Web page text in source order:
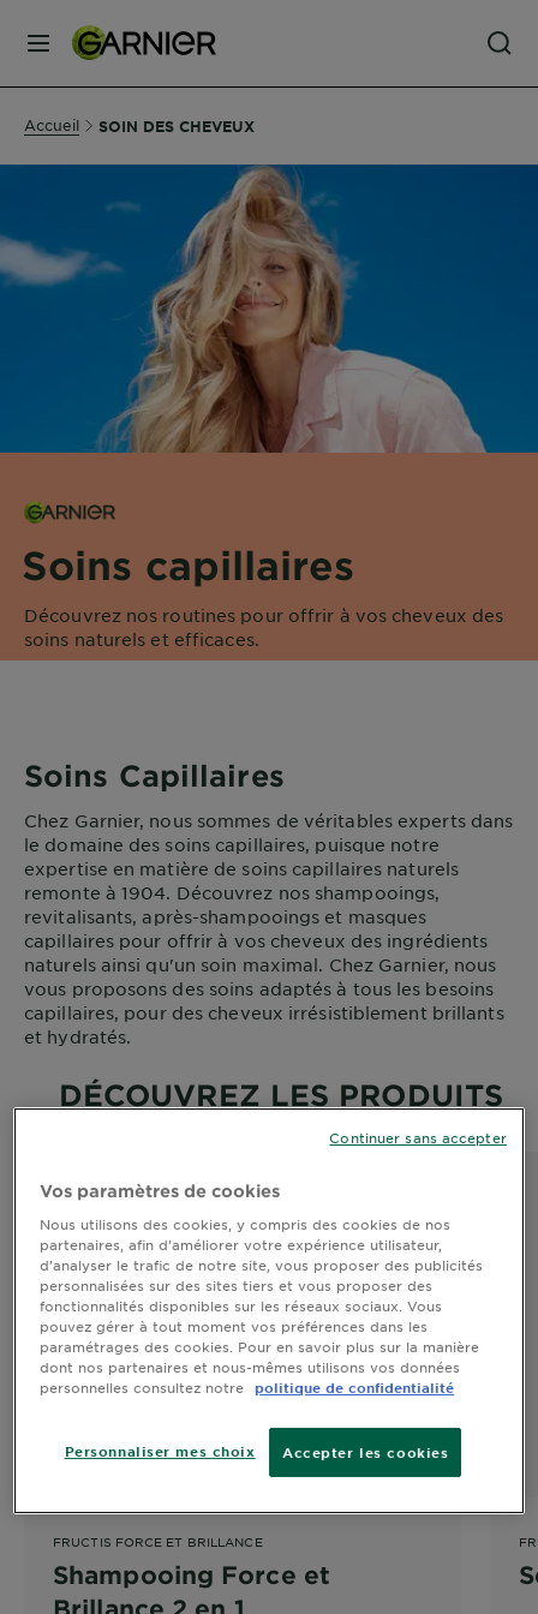
MENU
SOINS
SOINS
CHEVEUX
COLORATION
SOLAIRE
SERVICES
&
DIAGNOSTICS
NOS
ENGAGEMENTS
Au coeur
de
l'ingrédient
Garnier x
Gisele
Bündchen
Notre
magazine
Accueil SOIN DES CHEVEUX
Soins capillaires
Découvrez nos routines pour offrir à vos cheveux des
soins naturels et efficaces.
Soins Capillaires
Chez Garnier, nous sommes de véritables experts dans
le domaine des soins capillaires, puisque notre
expertise en matière de soins capillaires naturels
remonte à 1904. Découvrez nos shampooings,
revitalisants, après-shampooings et masques
capillaires pour offrir à vos cheveux des ingrédients
naturels ainsi qu'un soin maximal. Chez Garnier, nous
vous proposons des soins adaptés à tous les besoins
capillaires, pour des cheveux irrésistiblement brillants
et hydratés.
DÉCOUVREZ LES PRODUITS
FRUCTIS FORCE ET BRILLANCE
Shampooing Force et
Brillance 2 en 1
Vos paramètres de cookies
Nous utilisons des cookies, y compris des cookies de nos
partenaires, afin d’améliorer votre expérience utilisateur,
d’analyser le trafic de notre site, vous proposer des publicités
personnalisées sur des sites tiers et vous proposer des
fonctionnalités disponibles sur les réseaux sociaux. Vous
pouvez gérer à tout moment vos préférences dans les
paramétrages des cookies. Pour en savoir plus sur la manière
dont nos partenaires et nous-mêmes utilisons vos données
personnelles consultez notre
politique de confidentialité
Accepter les cookies
Personnaliser mes choix
Continuer sans accepter